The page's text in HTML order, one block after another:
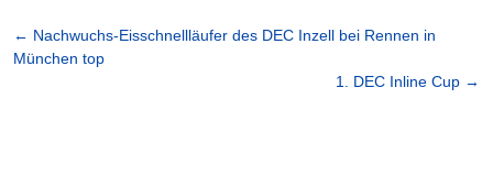
← Nachwuchs-Eisschnellläufer des DEC Inzell bei Rennen in
München top
1. DEC Inline Cup →